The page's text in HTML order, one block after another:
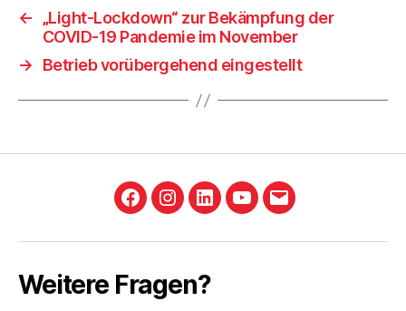
←
„Light-Lockdown“ zur Bekämpfung der
COVID-19 Pandemie im November
→
Betrieb vorübergehend eingestellt
FacebookInstagram
LinkedInYouTube
E-
Weitere Fragen?